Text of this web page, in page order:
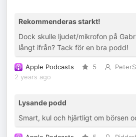
Rekommenderas starkt!
Dock skulle ljudet/mikrofon på
långt ifrån? Tack för en bra podd!
Apple Podcasts 5
2 years ago
Lysande podd
Smart, kul och hjärtligt om börsen